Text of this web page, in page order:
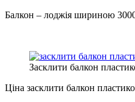
Балкон – лоджія шириною
Засклити балкон
Ціна засклити балкон